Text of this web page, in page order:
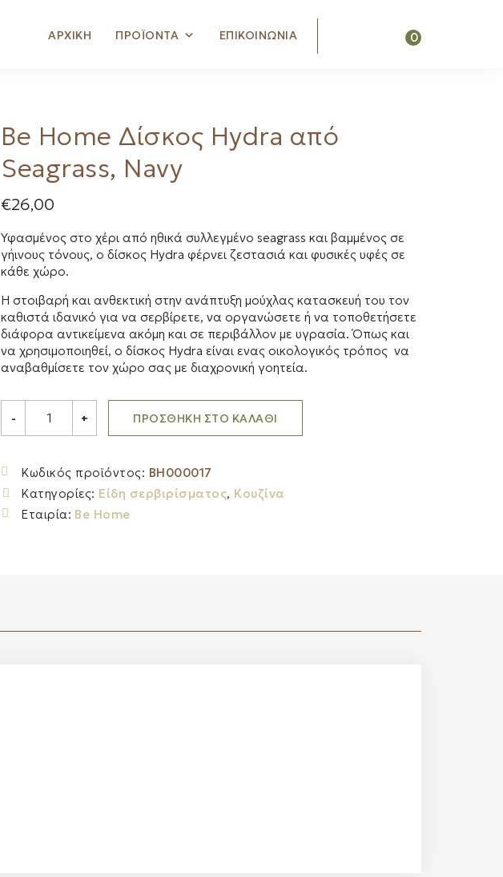
ΑΡΧΙΚΗ ΠΡΟΪΟΝΤΑ ΕΠΙΚΟΙΝΩΝΙΑ
Search
0
Be Home Δίσκος Hydra από
Seagrass, Navy
€26,00
Υφασμένος στο χέρι από ηθικά συλλεγμένο seagrass και βαμμένος σε
γήινους τόνους, ο δίσκος Hydra φέρνει ζεστασιά και φυσικές υφές σε
κάθε χώρο.
Η στοιβαρή και ανθεκτική στην ανάπτυξη μούχλας κατασκευή του τον
καθιστά ιδανικό για να σερβίρετε, να οργανώσετε ή να τοποθετήσετε
διάφορα αντικείμενα ακόμη και σε περιβάλλον με υγρασία. Όπως και
να χρησιμοποιηθεί, ο δίσκος Hydra είναι ενας οικολογικός τρόπος να
αναβαθμίσετε τον χώρο σας με διαχρονική γοητεία.
Home
Δίσκος
από
Navy
quantity
- + ΠΡΟΣΘΉΚΗ ΣΤΟ ΚΑΛΆΘΙ
Κωδικός προϊόντος: BH000017
Κατηγορίες: Είδη σερβιρίσματος, Κουζίνα
Εταιρία: Be Home